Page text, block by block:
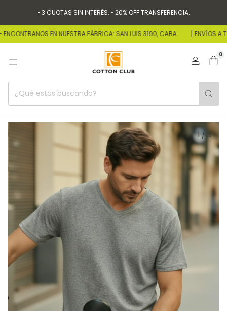
• 3 CUOTAS SIN INTERÉS. • 20% OFF TRANSFERENCIA.
EN NUESTRA FÁBRICA: SAN LUIS 3190, CABA. [ ENVÍOS A
0
1/ 3